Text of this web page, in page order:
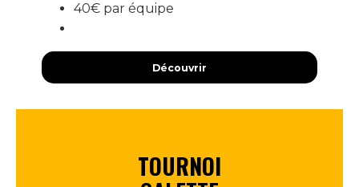
40€ par équipe
Découvrir
TOURNOI